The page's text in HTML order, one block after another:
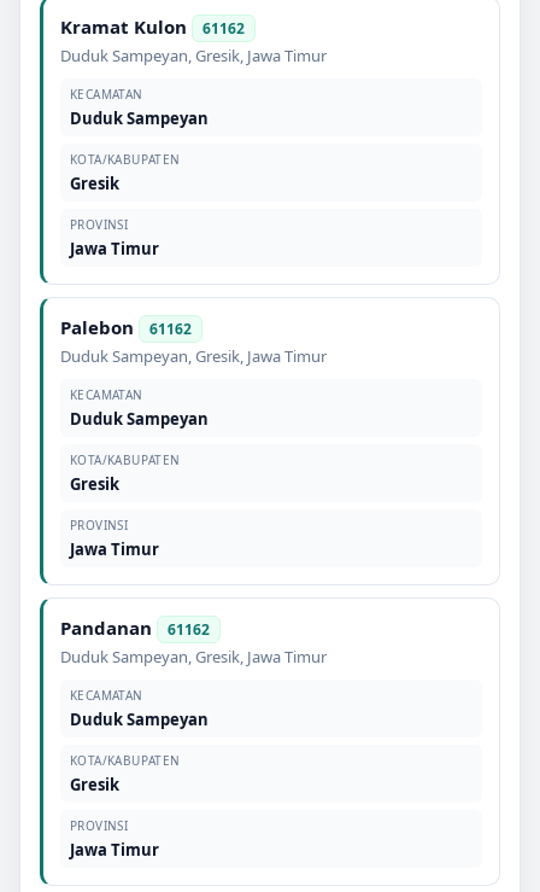
Kramat Kulon 61162
Duduk Sampeyan,Gresik, Jawa Timur
KECAMATAN
Duduk Sampeyan
KOTA/KABUPATEN
Gresik
PROVINSI
Jawa Timur
Palebon 61162
Duduk Sampeyan,Gresik, Jawa Timur
KECAMATAN
Duduk Sampeyan
KOTA/KABUPATEN
Gresik
PROVINSI
Jawa Timur
Pandanan 61162
Duduk Sampeyan,Gresik, Jawa Timur
KECAMATAN
Duduk Sampeyan
KOTA/KABUPATEN
Gresik
PROVINSI
Jawa Timur